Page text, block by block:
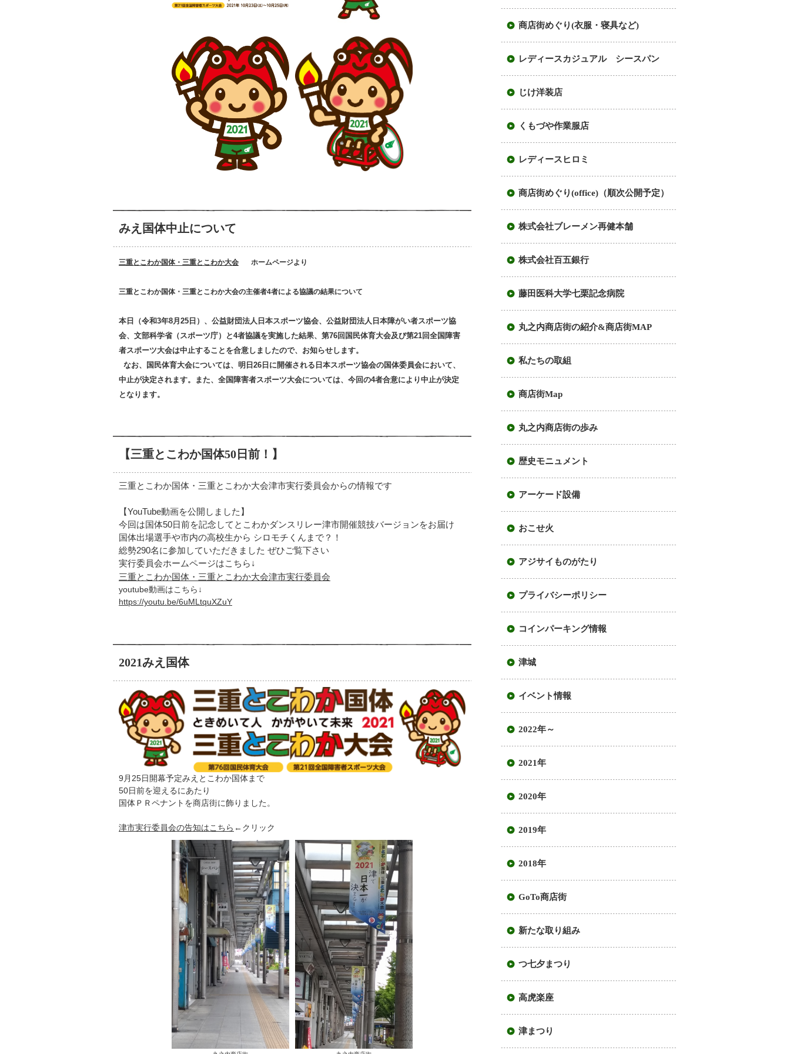
みえ国体中止について
三重とこわか国体・三重とこわか大会 ホームページより
三重とこわか国体・三重とこわか大会の主催者4者による協議の結果について
本日（令和3年8月25日）、公益財団法人日本スポーツ協会、公益財団法人日本障がい者スポーツ協
会、文部科学省（スポーツ庁）と4者協議を実施した結果、第76回国民体育大会及び第21回全国障害
者スポーツ大会は中止することを合意しましたので、お知らせします。
なお、国民体育大会については、明日26日に開催される日本スポーツ協会の国体委員会において、
中止が決定されます。また、全国障害者スポーツ大会については、今回の4者合意により中止が決定
となります。
【三重とこわか国体50日前！】
三重とこわか国体・三重とこわか大会津市実行委員会からの情報です
【YouTube動画を公開しました 】
今回は国体50日前を記念してとこわかダンスリレー津市開催競技バージョンをお届け
国体出場選手や市内の高校生から シロモチくんまで？！
総勢290名に参加していただきました ぜひご覧下さい
実行委員会ホームページはこちら↓
三重とこわか国体・三重とこわか大会津市実行委員会
youtube動画はこちら↓
https://youtu.be/6uMLtquXZuY
2021みえ国体
9月25日開幕予定みえとこわか国体まで
50日前を迎えるにあたり
国体ＰＲペナントを商店街に飾りました。
津市実行委員会の告知はこちら ←クリック
商店街めぐり(衣服・寝具など)
レディースカジュアル シースパン
じけ洋装店
くもづや作業服店
レディースヒロミ
商店街めぐり(office)（順次公開予定）
株式会社ブレーメン再健本舗
株式会社百五銀行
藤田医科大学七栗記念病院
丸之内商店街の紹介&商店街MAP
私たちの取組
商店街Map
丸之内商店街の歩み
歴史モニュメント
アーケード設備
おこせ火
アジサイものがたり
プライバシーポリシー
コインパーキング情報
津城
イベント情報
2022年～
2021年
2020年
2019年
2018年
GoTo商店街
新たな取り組み
つ七夕まつり
高虎楽座
津まつり